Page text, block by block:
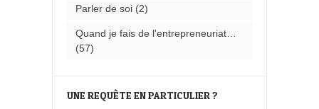
Parler de soi(2)
Quand je fais de l'entrepreneuriat…
(57)
UNE REQUÊTE EN PARTICULIER ?